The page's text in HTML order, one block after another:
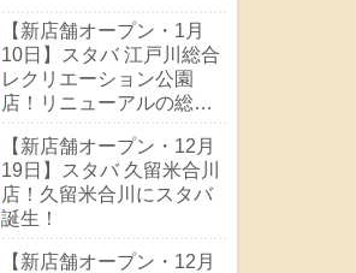
【新店舗オープン・1月
10日】スタバ 江戸川総合
レクリエーション公園
店！リニューアルの総合
スタバ誕生！
【新店舗オープン・12月
19日】スタバ 久留米合川
店！久留米合川にスタバ
誕生！
【新店舗オープン・12月